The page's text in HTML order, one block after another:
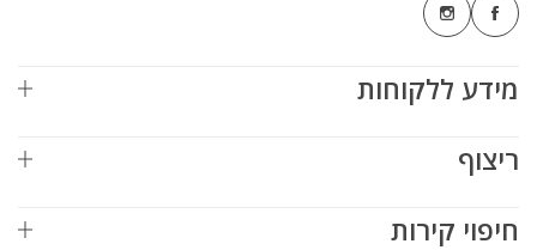
מידע ללקוחות
ריצוף
חיפוי קירות